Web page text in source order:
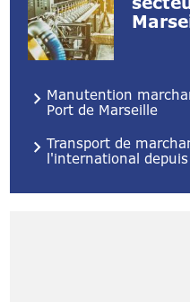
Manutention
Port de Marseille
Transport de
l'international